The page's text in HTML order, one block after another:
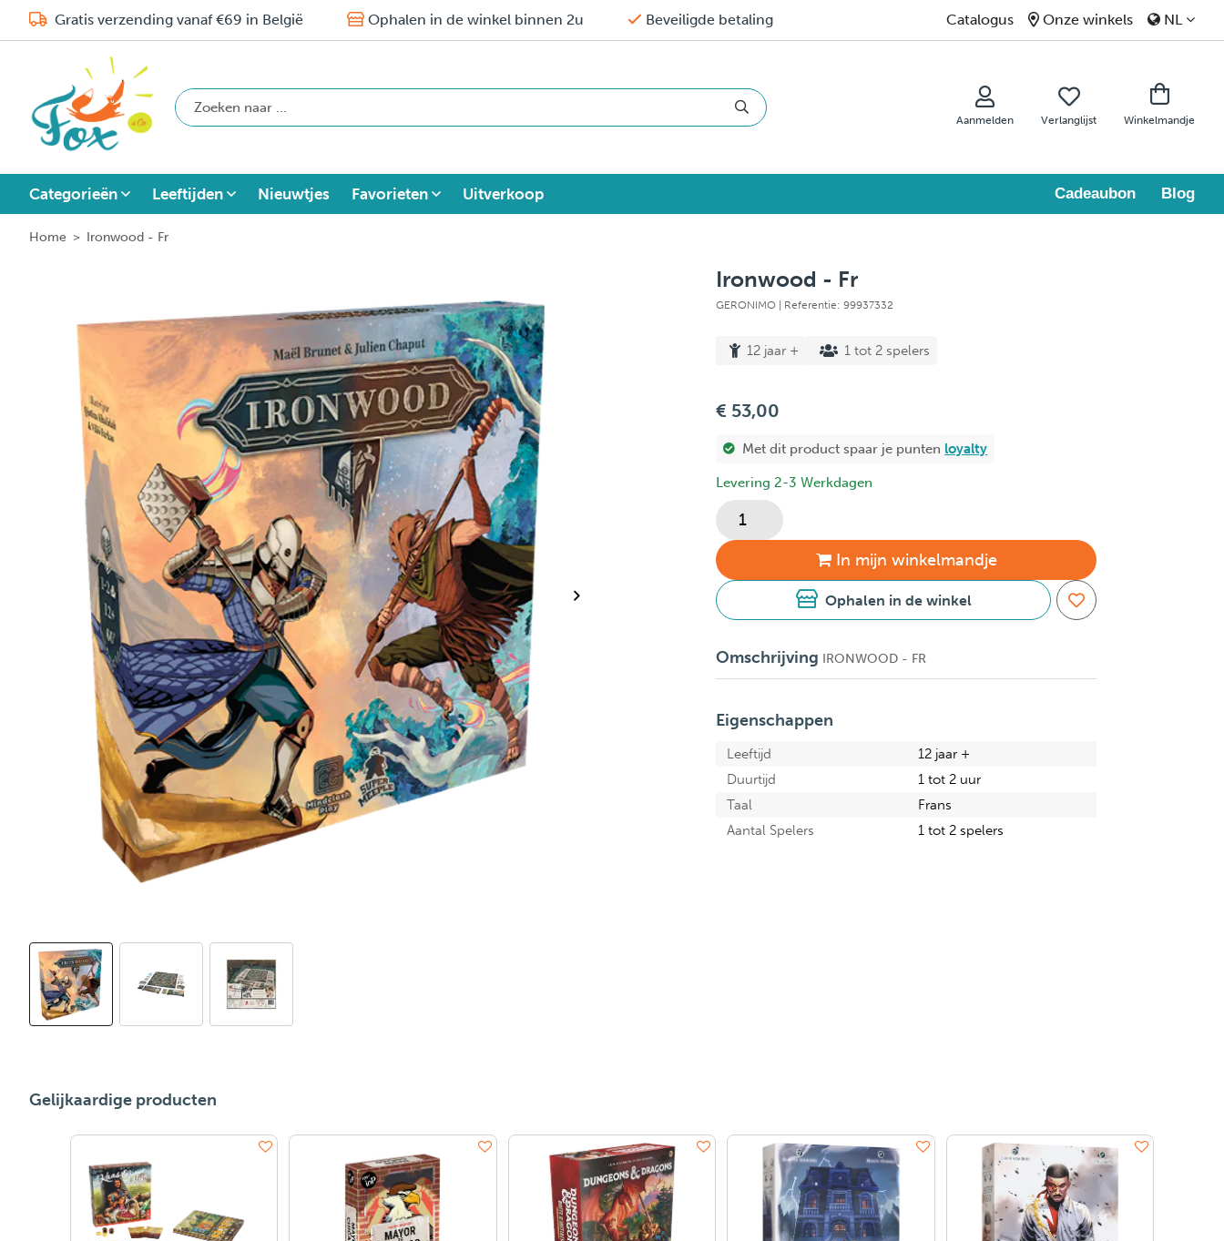
Gratis verzending vanaf €69 in België Ophalen in de winkel binnen 2u Beveiligde betaling Catalogus Onze winkels NL
Aanmelden Verlanglijst Winkelmandje
Categorieën Leeftijden Nieuwtjes Favorieten Uitverkoop Cadeaubon Blog
Home > Ironwood - Fr
Ironwood - Fr
GERONIMO | Referentie: 99937332
12 jaar + 1 tot 2 spelers
€ 53,00
Met dit product spaar je punten loyalty
Levering 2-3 Werkdagen
In mijn winkelmandje
Ophalen in de winkel
Omschrijving IRONWOOD - FR
Eigenschappen
Leeftijd
12 jaar +
Duurtijd
1 tot 2 uur
Taal
Frans
Aantal Spelers
1 tot 2 spelers
Gelijkaardige producten